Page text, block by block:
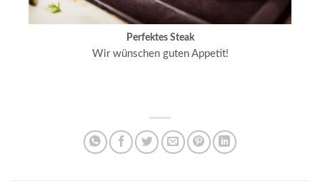
Perfektes Steak
Wir wünschen guten Appetit!